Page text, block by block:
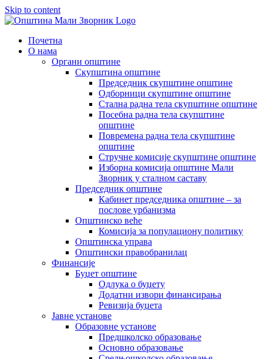
Skip to content
Почетна
О нама
Органи општине
Скупштина општине
Председник скупштине општине
Одборници скупштине општине
Стална радна тела скупштине општине
Посебна радна тела скупштине
општине
Повремена радна тела скупштине
општине
Стручне комисије скупштине општине
Изборна комисија општине Мали
Зворник у сталном саставу
Председник општине
Кабинет председника општине – за
послове урбанизма
Општинско веће
Комисија за популациону политику
Општинска управа
Општински правобранилац
Финансије
Буџет општине
Одлука о буџету
Додатни извори финансирања
Ревизија буџета
Јавне установе
Образовне установе
Предшколско образовање
Основно образовање